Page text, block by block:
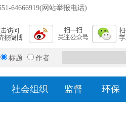
64666919(网站举报电话)
标题 作者
社会组织 监督 环保